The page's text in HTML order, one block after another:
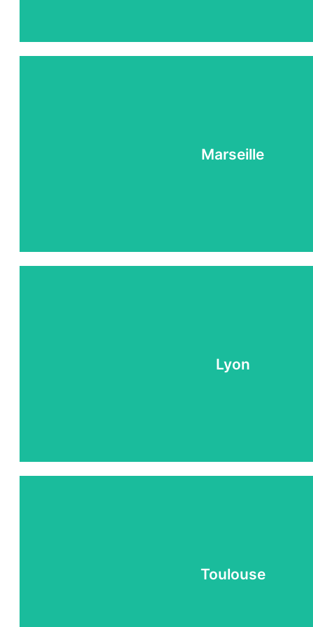
Marseille
FAIRE FINANCÉ SON PERMIS SUR
Lyon
FAIRE FINANCÉ SON PERMIS SUR LYON
Toulouse
FAIRE FINANCÉ SON PERMIS SUR TOULOUSE